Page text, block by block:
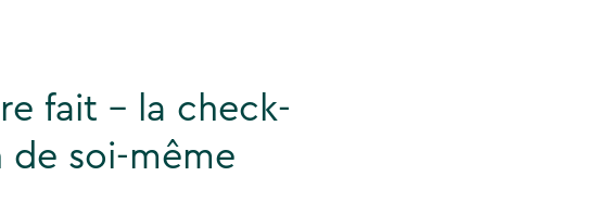
fait - la check-
de soi-même